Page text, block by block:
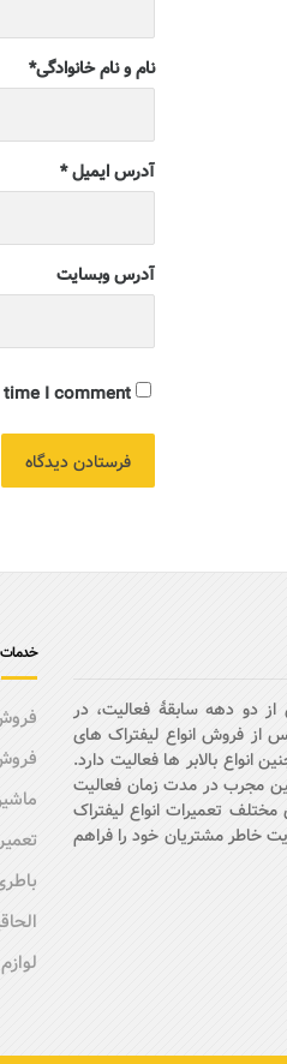
نام و نام خانوادگی*
آدرس ایمیل*
آدرس وبسایت
I comment.
دو دهه سابقۀ فعالیت، در
از فروش انواع لیفتراک های
انواع بالابر ها فعالیت دارد.
مجرب در مدت زمان فعالیت
تعمیرات انواع لیفتراک
خاطر مشتریان خود را فراهم